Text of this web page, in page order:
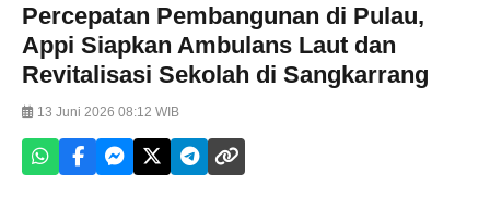
Percepatan Pembangunan di Pulau,
Appi Siapkan Ambulans Laut dan
Revitalisasi Sekolah di Sangkarrang
13 Juni 2026 08:12 WIB